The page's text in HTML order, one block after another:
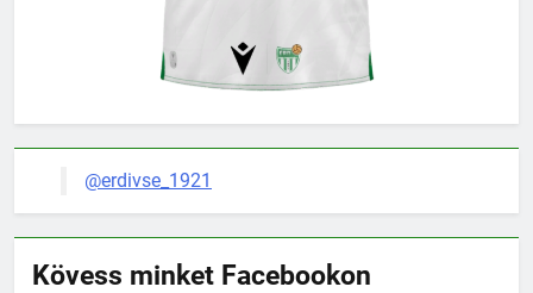
@erdivse_1921
Kövess minket Facebookon